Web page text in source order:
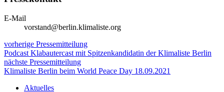
E-Mail
vorherige Pressemitteilung
Podcast Klabautercast mit Spitzenkandidatin der Klimaliste Berlin
nächste Pressemitteilung